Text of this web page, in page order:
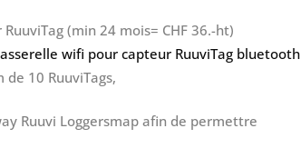
(min 24 mois= CHF 36.-ht)
wifi pour capteur RuuviTag bluetooth
10 RuuviTags,
Ruuvi Loggersmap afin de permettre